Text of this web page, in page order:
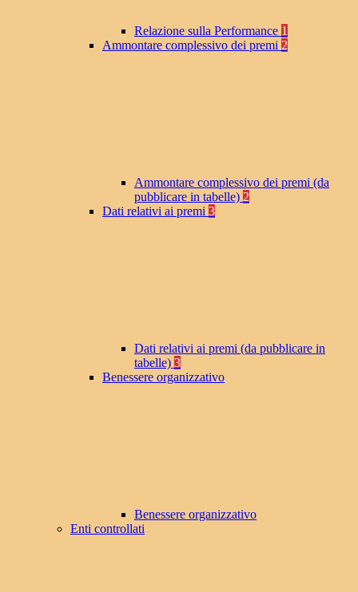
Relazione sulla Performance 1
Ammontare complessivo dei premi 2
Ammontare complessivo dei premi (da
pubblicare in tabelle) 2
Dati relativi ai premi 3
Dati relativi ai premi (da pubblicare in
tabelle) 3
Benessere organizzativo
Benessere organizzativo
Enti controllati